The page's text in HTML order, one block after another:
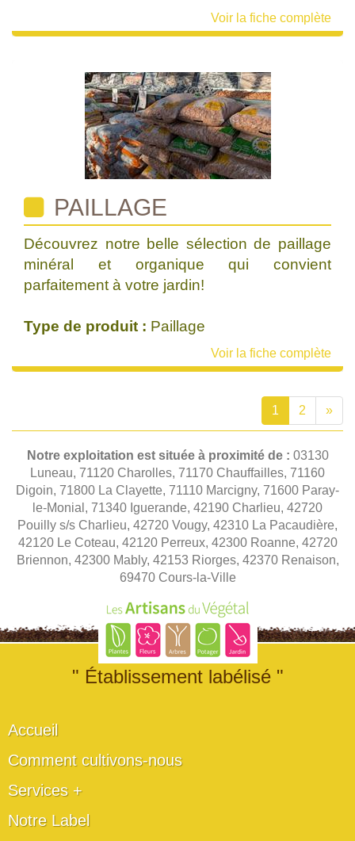
Voir la fiche complète
PAILLAGE
Découvrez notre belle sélection de paillage
minéral et organique qui convient
parfaitement à votre jardin!
Type de produit : Paillage
Voir la fiche complète
1 2 »
Notre exploitation est située à proximité de : 03130
Luneau, 71120 Charolles, 71170 Chauffailles, 71160
Digoin, 71800 La Clayette, 71110 Marcigny, 71600 Paray-
le-Monial, 71340 Iguerande, 42190 Charlieu, 42720
Pouilly s/s Charlieu, 42720 Vougy, 42310 La Pacaudière,
42120 Le Coteau, 42120 Perreux, 42300 Roanne, 42720
Briennon, 42300 Mably, 42153 Riorges, 42370 Renaison,
69470 Cours-la-Ville
" Établissement labélisé "
Accueil
Comment cultivons-nous
Services +
Notre Label